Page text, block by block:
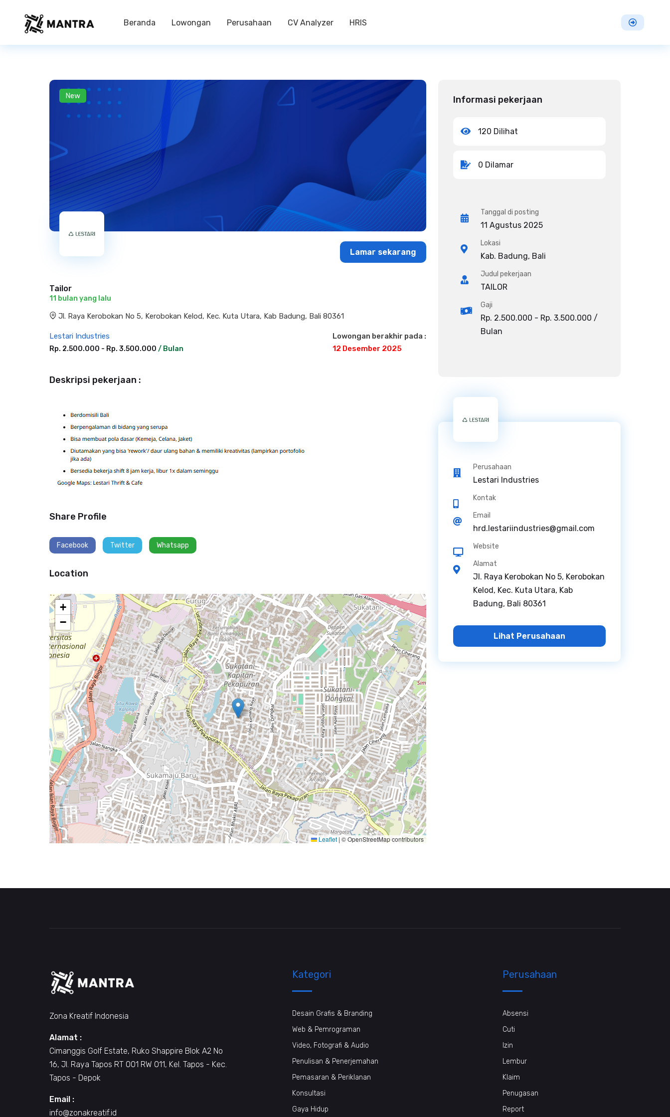
Beranda Lowongan Perusahaan CV Analyzer HRIS
New
Tailor
11 bulan yang lalu
Jl. Raya Kerobokan No 5, Kerobokan Kelod, Kec. Kuta Utara, Kab Badung, Bali 80361
Lestari Industries
Rp. 2.500.000 - Rp. 3.500.000 / Bulan
Lowongan berakhir pada :
12 Desember 2025
Lamar sekarang
Deskripsi pekerjaan :
Share Profile
Facebook Twitter Whatsapp
Location
+
−
Leaflet | © OpenStreetMap contributors
Informasi pekerjaan
120 Dilihat
0 Dilamar
Tanggal di posting
11 Agustus 2025
Lokasi
Kab. Badung, Bali
Judul pekerjaan
TAILOR
Gaji
Rp. 2.500.000 - Rp. 3.500.000 /
Bulan
Perusahaan
Lestari Industries
Kontak
Email
hrd.lestariindustries@gmail.com
Website
Alamat
Jl. Raya Kerobokan No 5, Kerobokan
Kelod, Kec. Kuta Utara, Kab
Badung, Bali 80361
Lihat Perusahaan
Zona Kreatif Indonesia
Alamat :
Cimanggis Golf Estate, Ruko Shappire Blok A2 No
16, Jl. Raya Tapos RT 001 RW 011, Kel. Tapos - Kec.
Tapos - Depok
Email :
info@zonakreatif.id
Kategori
Desain Grafis & Branding
Web & Pemrograman
Video, Fotografi & Audio
Penulisan & Penerjemahan
Pemasaran & Periklanan
Konsultasi
Gaya Hidup
Perusahaan
Absensi
Cuti
Izin
Lembur
Klaim
Penugasan
Report